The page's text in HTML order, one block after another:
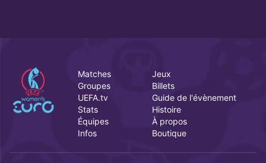
EURO féminin
Matches
Groupes
UEFA.tv
Stats
Équipes
Infos
Jeux
Billets
Guide de l'évènement
Histoire
À propos
Boutique